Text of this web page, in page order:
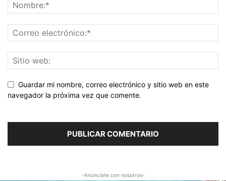
Guardar mi nombre, correo electrónico y sitio web en este
navegador la próxima vez que comente.
-Anúnciate con nosotros-